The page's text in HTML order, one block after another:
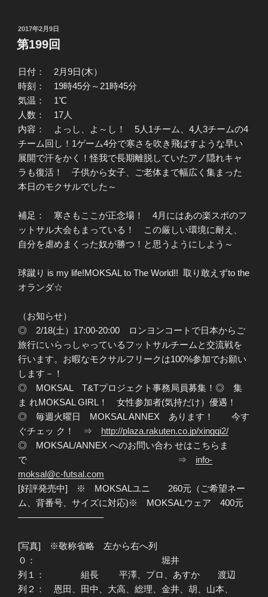
投
稿
日:
2017年2月9日
第199回
日付： 2月9日(木）
時刻： 19時45分～21時45分
気温： 1℃
人数： 17人
内容： よっし、よ～し！ 5人1チーム、4人3チームの4
チーム回し！1ゲーム4分で寒さを吹き飛ばすような早い
展開で汗をかく！怪我で長期離脱していたアノ隠れキャ
ラも復活！ 子供から女子、ご老体まで幅広く集まった
本日のモクサルでした～
補足： 寒さもここが正念場！ 4月にはあの楽スポのフ
ットサル大会もまっている！ この厳しい環境に耐え、
自分を虐めまくった奴が勝つ！と思うようにしよう～
球蹴り is my life!MOKSAL to The World!! 取り敢えずto the
オランダ☆
（お知らせ）
◎ 2/18(土）17:00-20:00 ロンヨンコートで日本からご
旅行にいらっしゃっているフットサルチームと交流戦を
行います。お暇なモクサルフリークは100%参加でお願い
します－！
◎ MOKSAL T&Tプロジェクト事務局員募集！◎ 集
ま れMOKSAL GIRL！ 女性参加者(気持だけ）優遇！
◎ 毎週火曜日 MOKSAL ANNEX あります！ 今す
ぐチェッ ク！ ⇒ http://plaza.rakuten.co.jp/xingqi2/
◎ MOKSAL/ANNEX へのお問い合わ せはこちらま
で ⇒ info-
moksal@c-futsal.com
[好評発売中] ※ MOKSALユニ 260元（ご希望ネー
ム、背番号、サイズに対応)※ MOKSALウェア 400元
—————————–
[写真] ※敬称省略 左から右へ列
０： 堀井
列１： 組長 平澤、プロ、あすか 渡辺
列２： 恩田、田中、大高、総理、金井、胡、山本、